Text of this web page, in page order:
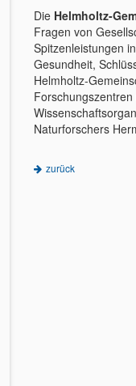
Die Helmholtz-
Fragen von
Spitzenleistungen
Gesundheit,
Helmholtz-
Naturforschers
zurück